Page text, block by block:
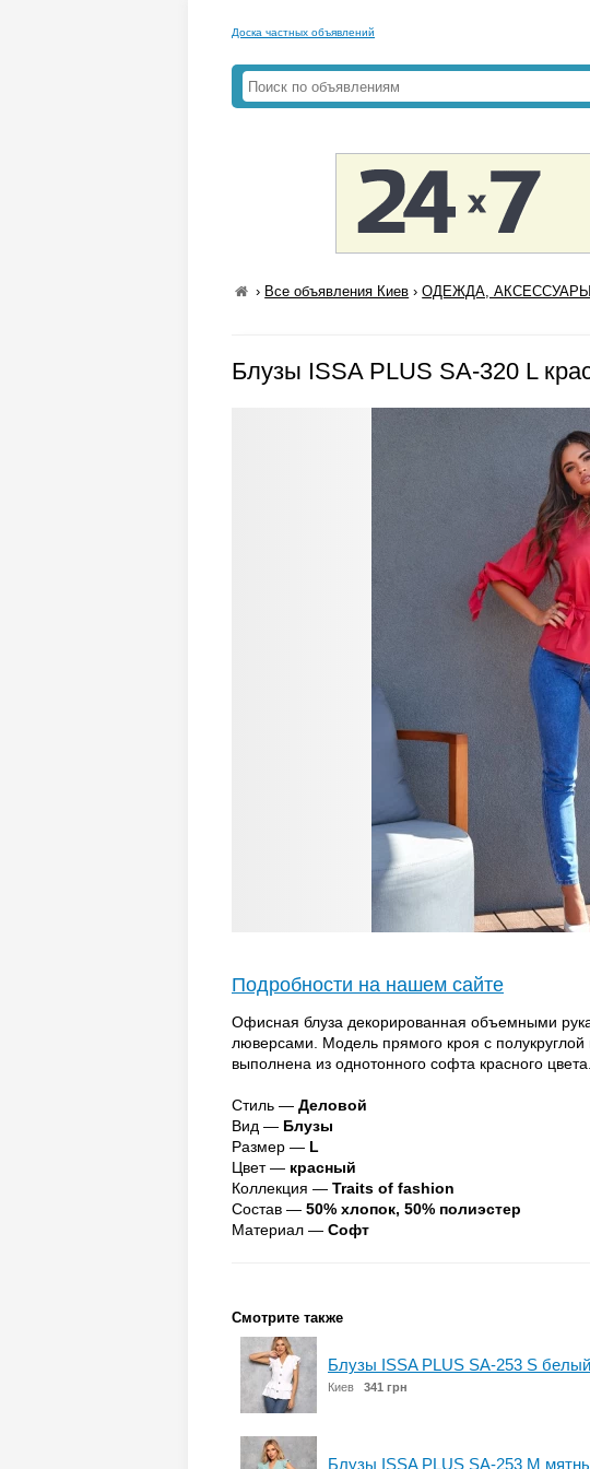
Доска частных объявлений
› Все объявления Киев ›ОДЕЖДА, АКСЕССУАРЫ
Блузы ISSA PLUS SA-320 L
Подробности на нашем сайте
Офисная блуза декорированная объемными
люверсами. Модель прямого кроя с
выполнена из однотонного софта красного цвета.
Стиль — Деловой
Вид — Блузы
Размер — L
Цвет — красный
Коллекция — Traits of fashion
Состав — 50% хлопок, 50% полиэстер
Материал — Софт
Смотрите также
Блузы ISSA PLUS SA-253 S белый
Киев 341 грн
Блузы ISSA PLUS SA-253 M